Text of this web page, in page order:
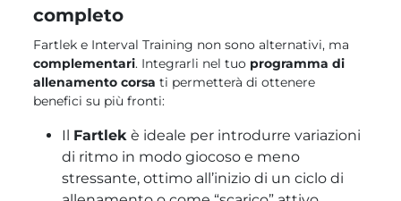
completo
Fartlek e Interval Training non sono alternativi, ma
complementari. Integrarli nel tuo programma di
allenamento corsa ti permetterà di ottenere
benefici su più fronti:
Il Fartlek è ideale per introdurre variazioni
di ritmo in modo giocoso e meno
stressante, ottimo all’inizio di un ciclo di